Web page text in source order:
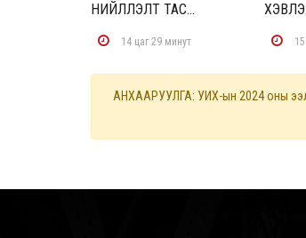
НИЙЛҮҮЛЭЛТ ТАС...
14 цаг 29 минут
АНХААРУУЛГА: УИХ-ын 2024 оны